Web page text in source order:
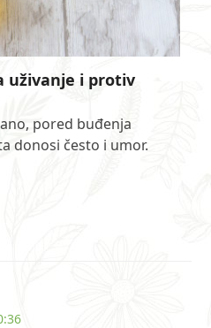
uživanje i protiv
pored buđenja
donosi često i umor.